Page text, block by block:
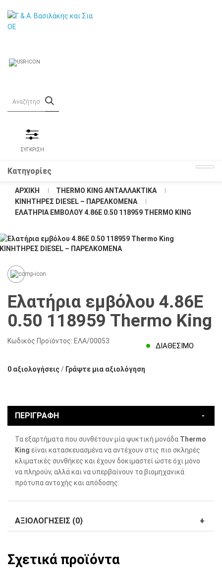
ΣΥΓΚΡΙΣΗ
Κατηγορίες
ΑΡΧΙΚΉ
THERMO KING ΑΝΤΑΛΛΑΚΤΙΚΑ
KΙΝΗΤΗΡΕΣ DIESEL – ΠΑΡΕΛΚΟΜΕΝΑ
ΕΛΑΤΉΡΙΑ ΕΜΒΌΛΟΥ 4.86E 0.50 118959 THERMO KING
Ελατήρια εμβόλου 4.86E
0.50 118959 Thermo King
Κωδικός Προϊόντος: ΕΛΑ/00053
ΔΙΑΘΈΣΙΜΟ
0 αξιολογήσεις/ Γράψτε μια αξιολόγηση
ΠΕΡΙΓΡΑΦΉ
Τα εξαρτήματα που συνθέτουν μία ψυκτική μονάδα Thermo
King είναι κατασκευασμένα να αντέχουν στις πιο σκληρές
κλιματικές συνθήκες και έχουν δοκιμαστεί ώστε όχι μόνο
να πληρούν, αλλά και να υπερβαίνουν τα βιομηχανικά
πρότυπα αντοχής και απόδοσης.
ΑΞΙΟΛΟΓΉΣΕΙΣ (0)
Σχετικά προϊόντα